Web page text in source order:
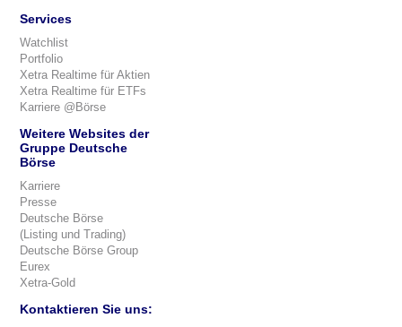
Services
Watchlist
Portfolio
Xetra Realtime für Aktien
Xetra Realtime für ETFs
Karriere @Börse
Weitere Websites der
Gruppe Deutsche
Börse
Karriere
Presse
Deutsche Börse
(Listing und Trading)
Deutsche Börse Group
Eurex
Xetra-Gold
Kontaktieren Sie uns: